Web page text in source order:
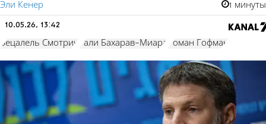
Эли Кенер 1 минуты
10.05.26, 13:42
Бецалель Смотрич Гали Бахарав-Миара Роман Гофман